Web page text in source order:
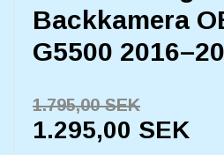
Backkamera
G5500
1.795,00 SEK
1.295,00 SEK